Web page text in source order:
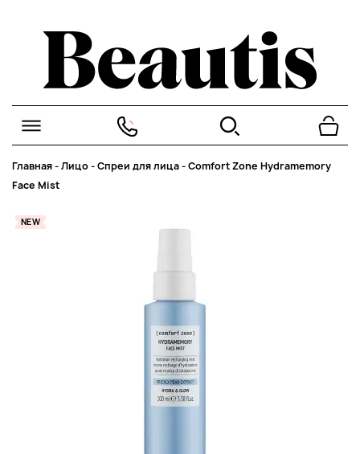
Главная-Лицо-Спреи для лица-Comfort Zone Hydramemory
Face Mist
NEW